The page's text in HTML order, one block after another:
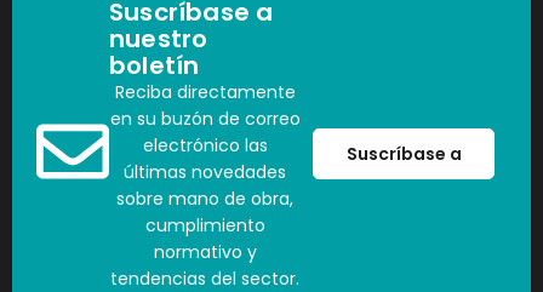
Suscríbase a
nuestro
boletín
Reciba directamente
en su buzón de correo
electrónico las
últimas novedades
sobre mano de obra,
cumplimiento
normativo y
tendencias del sector.
Suscríbase a